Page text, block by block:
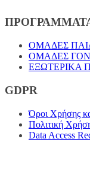
ΟΜΑΔΕΣ
ΟΜΑΔΕΣ
ΕΞΩΤΕΡΙΚΑ
GDPR
Όροι Χρήσης
Πολιτική
Data Access